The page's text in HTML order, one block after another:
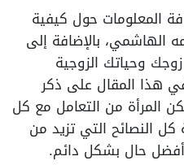
المعلومات حول كيفية
الهاشمي، بالإضافة إلى
وحياتك الزوجية
هذا المقال على ذكر
المرأة من التعامل مع كل
النصائح التي تزيد من
أفضل حال بشكل دائم.